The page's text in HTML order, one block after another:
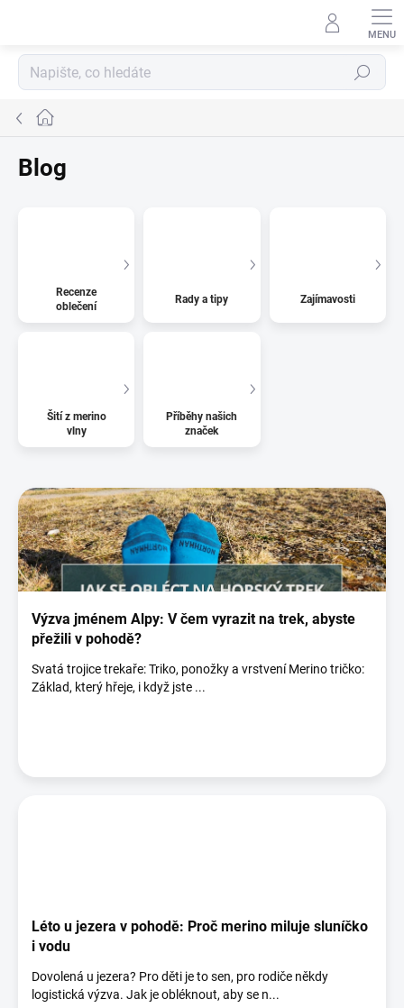
Hledat
Domů
Blog
Recenze
oblečení
Rady a tipy Zajímavosti
Šití z merino
vlny
Příběhy našich
značek
ý
p
i
s
č
l
Výzva jménem Alpy: V čem vyrazit na trek, abyste
přežili v pohodě?
Svatá trojice trekaře: Triko, ponožky a vrstvení Merino tričko:
Základ, který hřeje, i když jste ...
Léto u jezera v pohodě: Proč merino miluje sluníčko
i vodu
Dovolená u jezera? Pro děti je to sen, pro rodiče někdy
logistická výzva. Jak je obléknout, aby se n...